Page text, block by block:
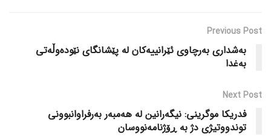
Previous Post
به‌شداری به‌رچاوی ئێرانییه‌کان له‌ پێشانگای نێوده‌وڵه‌تی
به‌غدا
Next Post
فدریکا موگرینی: نیگه‌رانین له‌ هه‌مبه‌ر به‌رفراوانبوونی
توندووتیژی دژ به‌ ڕۆژنامه‌نووسان